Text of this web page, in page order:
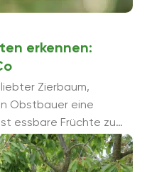
erkennen:
Zierbaum,
Obstbauer eine
essbare Früchte zu
Obstbäumen ...